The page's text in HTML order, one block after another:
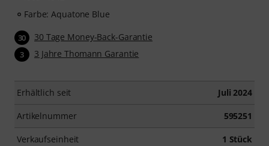
Farbe: Aquatone Blue
30 30 Tage Money-Back-Garantie
3 3 Jahre Thomann Garantie
Erhältlich seit Juli 2024
Artikelnummer 595251
Verkaufseinheit 1 Stück